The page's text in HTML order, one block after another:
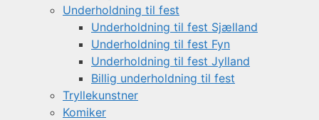
Underholdning til fest
Underholdning til fest Sjælland
Underholdning til fest Fyn
Underholdning til fest Jylland
Billig underholdning til fest
Tryllekunstner
Komiker